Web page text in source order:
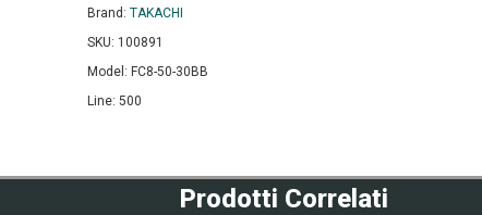
Brand: TAKACHI
SKU: 100891
Model: FC8-50-30BB
Line: 500
Prodotti Correlati